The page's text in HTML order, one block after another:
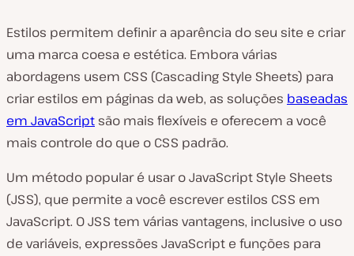
Estilos permitem definir a aparência do seu site e criar
uma marca coesa e estética. Embora várias
abordagens usem CSS (Cascading Style Sheets) para
criar estilos em páginas da web, as soluções baseadas
em JavaScript são mais flexíveis e oferecem a você
mais controle do que o CSS padrão.
Um método popular é usar o JavaScript Style Sheets
(JSS), que permite a você escrever estilos CSS em
JavaScript. O JSS tem várias vantagens, inclusive o uso
de variáveis, expressões JavaScript e funções para